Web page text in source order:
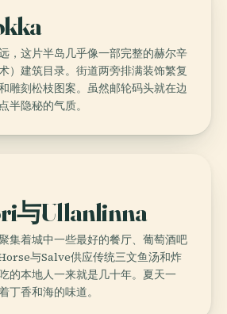
，这片半岛几乎像一部完整的赫尔辛
）建筑目录。街道两旁排满装饰繁复
雕刻松枝图案。虽然邮轮码头就在边
半隐秘的气质。
与Ullanlinna
集着城中一些最好的餐厅、葡萄酒吧
与Salve供应传统三文鱼汤和炸
的本地人一来就是几十年。夏天一
丁香和海的味道。